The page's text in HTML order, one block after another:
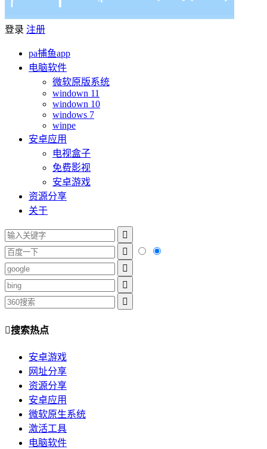
登录 注册
pa捕鱼app
电脑软件
微软原版系统
windown 11
windown 10
windows 7
winpe
安卓应用
电视盒子
免费影视
安卓游戏
资源分享
关于
搜索热点
安卓游戏
网址分享
资源分享
安卓应用
微软原生系统
激活工具
电脑软件